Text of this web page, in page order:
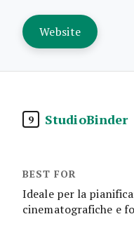
Website
9 StudioBinder
Ideale per la
cinematografiche e